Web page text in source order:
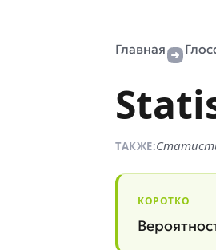
Главная
ТАКЖЕ:
КОРОТКО